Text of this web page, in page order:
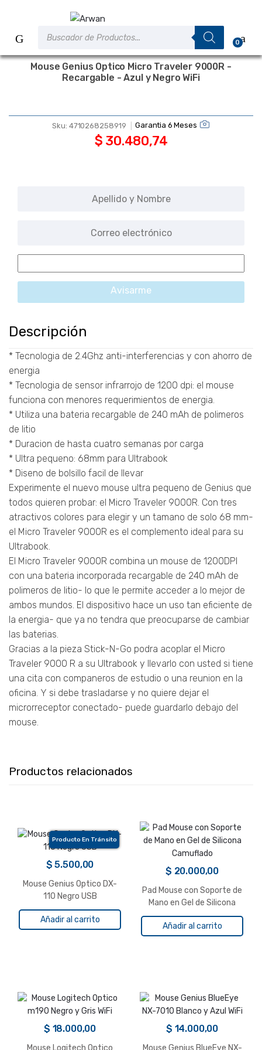
contenido
0
Mouse Genius Optico Micro Traveler 9000R -
Recargable - Azul y Negro WiFi
Sku: 4710268258919 Garantia 6 Meses
$ 30.480,74
Avisarme
Descripción
* Tecnologia de 2.4Ghz anti-interferencias y con ahorro de
energia
* Tecnologia de sensor infrarrojo de 1200 dpi: el mouse
funciona con menores requerimientos de energia.
* Utiliza una bateria recargable de 240 mAh de polimeros
de litio
* Duracion de hasta cuatro semanas por carga
* Ultra pequeno: 68mm para Ultrabook
* Diseno de bolsillo facil de llevar
Experimente el nuevo mouse ultra pequeno de Genius que
todos quieren probar: el Micro Traveler 9000R. Con tres
atractivos colores para elegir y un tamano de solo 68 mm-
el Micro Traveler 9000R es el complemento ideal para su
Ultrabook.
El Micro Traveler 9000R combina un mouse de 1200DPI
con una bateria incorporada recargable de 240 mAh de
polimeros de litio- lo que le permite acceder a lo mejor de
ambos mundos. El dispositivo hace un uso tan eficiente de
la energia- que ya no tendra que preocuparse de cambiar
las baterias.
Gracias a la pieza Stick-N-Go podra acoplar el Micro
Traveler 9000 R a su Ultrabook y llevarlo con usted si tiene
una cita con companeros de estudio o una reunion en la
oficina. Y si debe trasladarse y no quiere dejar el
microrreceptor conectado- puede guardarlo debajo del
mouse.
Productos relacionados
Producto En Tránsito
$ 5.500,00
Mouse Genius Optico DX-
110 Negro USB
Añadir al carrito
$ 20.000,00
Pad Mouse con Soporte de
Mano en Gel de Silicona
Camuflado
Añadir al carrito
$ 18.000,00
Mouse Logitech Optico
$ 14.000,00
Mouse Genius BlueEye NX-